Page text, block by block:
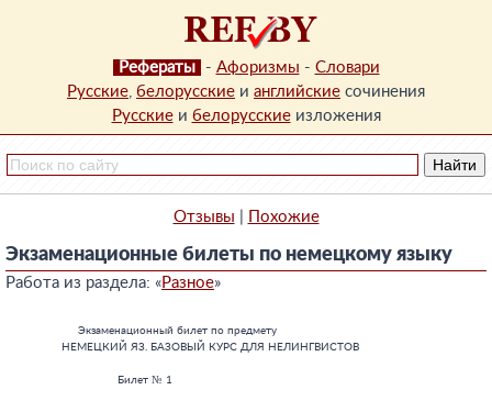
Рефераты - Афоризмы - Словари
Русские, белорусские и английские сочинения
Русскиеи белорусскиеизложения
Отзывы Похожие
Экзаменационные билеты по немецкому языку
Работа из раздела: «Разное»